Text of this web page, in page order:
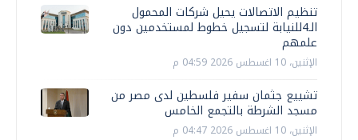
تنظيم الاتصالات يحيل شركات المحمول
الـ4للنيابة لتسجيل خطوط لمستخدمين دون
علمهم
الإثنين، 10 اغسطس 2026 04:59 م
تشييع جثمان سفير فلسطين لدى مصر من
مسجد الشرطة بالتجمع الخامس
الإثنين، 10 اغسطس 2026 04:47 م